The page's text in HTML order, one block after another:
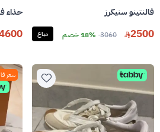
فالنتينو سنيكرز
2500
3060 18% خصم مباع
حذاء
سعر